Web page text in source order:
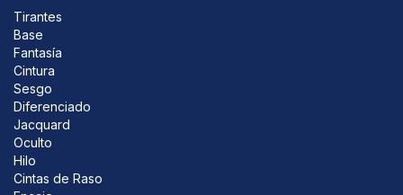
Tirantes
Base
Fantasía
Cintura
Sesgo
Diferenciado
Jacquard
Oculto
Hilo
Cintas de Raso